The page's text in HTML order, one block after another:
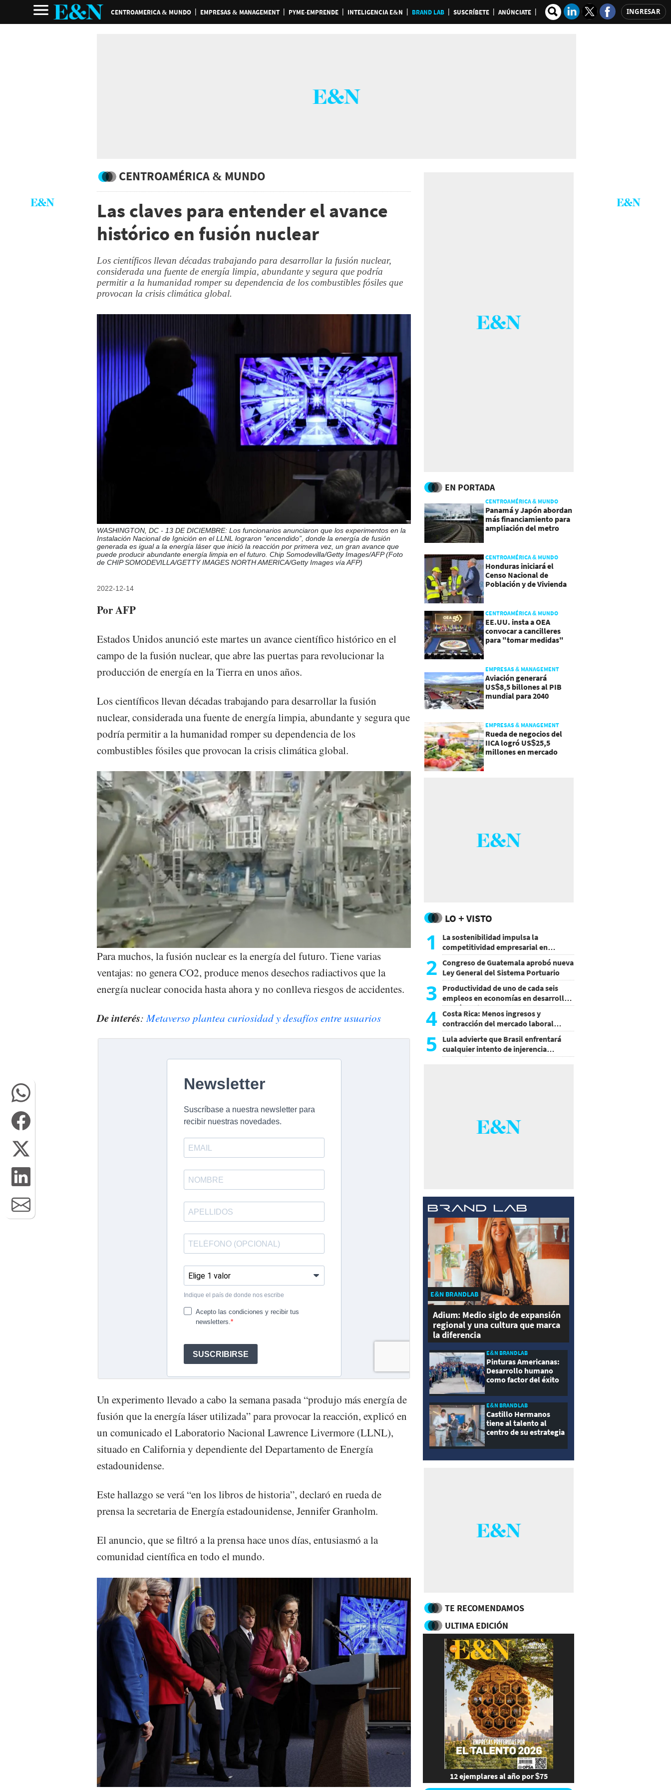
CENTROAMERICA & MUNDO EMPRESAS & MANAGEMENT PYME-EMPRENDE INTELIGENCIA E&N BRAND LAB SUSCRÍBETE ANÚNCIATE INGRESAR
CENTROAMÉRICA & MUNDO
Las claves para entender el avance
histórico en fusión nuclear
Los científicos llevan décadas trabajando para desarrollar la fusión nuclear,
considerada una fuente de energía limpia, abundante y segura que podría
permitir a la humanidad romper su dependencia de los combustibles fósiles que
provocan la crisis climática global.
WASHINGTON, DC - 13 DE DICIEMBRE: Los funcionarios anunciaron que los experimentos en la
Instalación Nacional de Ignición en el LLNL lograron “encendido”, donde la energía de fusión
generada es igual a la energía láser que inició la reacción por primera vez, un gran avance que
puede producir abundante energía limpia en el futuro. Chip Somodevilla/Getty Images/AFP (Foto
de CHIP SOMODEVILLA/GETTY IMAGES NORTH AMERICA/Getty Images vía AFP)
2022-12-14
Por AFP
Estados Unidos anunció este martes un avance científico histórico en el
campo de la fusión nuclear, que abre las puertas para revolucionar la
producción de energía en la Tierra en unos años.
Los científicos llevan décadas trabajando para desarrollar la fusión
nuclear, considerada una fuente de energía limpia, abundante y segura que
podría permitir a la humanidad romper su dependencia de los
combustibles fósiles que provocan la crisis climática global.
Para muchos, la fusión nuclear es la energía del futuro. Tiene varias
ventajas: no genera CO2, produce menos desechos radiactivos que la
energía nuclear conocida hasta ahora y no conlleva riesgos de accidentes.
De interés:Metaverso plantea curiosidad y desafíos entre usuarios
Un experimento llevado a cabo la semana pasada “produjo más energía de
fusión que la energía láser utilizada” para provocar la reacción, explicó en
un comunicado el Laboratorio Nacional Lawrence Livermore (LLNL),
situado en California y dependiente del Departamento de Energía
estadounidense.
Este hallazgo se verá “en los libros de historia”, declaró en rueda de
prensa la secretaria de Energía estadounidense, Jennifer Granholm.
El anuncio, que se filtró a la prensa hace unos días, entusiasmó a la
comunidad científica en todo el mundo.
EN PORTADA
CENTROAMÉRICA & MUNDO
Panamá y Japón abordan
más financiamiento para
ampliación del metro
CENTROAMÉRICA & MUNDO
Honduras iniciará el
Censo Nacional de
Población y de Vivienda
CENTROAMÉRICA & MUNDO
EE.UU. insta a OEA
convocar a cancilleres
para "tomar medidas"
EMPRESAS & MANAGEMENT
Aviación generará
US$8,5 billones al PIB
mundial para 2040
EMPRESAS & MANAGEMENT
Rueda de negocios del
IICA logró US$25,5
millones en mercado
LO + VISTO
1
La sostenibilidad impulsa la
competitividad empresarial en
Guatemala
2 Congreso de Guatemala aprobó nueva
Ley General del Sistema Portuario
3 Productividad de uno de cada seis
empleos en economías en desarrollo
podría mejorar por la IA
4 Costa Rica: Menos ingresos y
contracción del mercado laboral
causan baja del consumo
5
Lula advierte que Brasil enfrentará
cualquier intento de injerencia
extranjera
E&N BRANDLAB
Adium: Medio siglo de expansión
regional y una cultura que marca
la diferencia
E&N BRANDLAB
Pinturas Americanas:
Desarrollo humano
como factor del éxito
E&N BRANDLAB
Castillo Hermanos
tiene al talento al
centro de su estrategia
TE RECOMENDAMOS
ULTIMA EDICIÓN
12 ejemplares al año por $75